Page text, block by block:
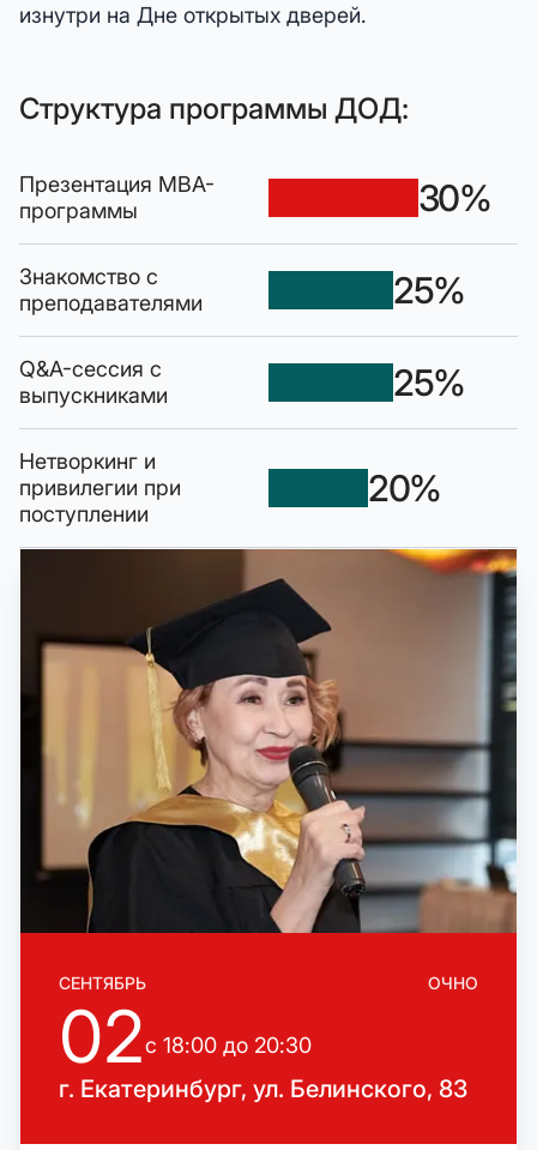
изнутри на Дне открытых дверей.
Структура программы ДОД:
Презентация MBA-
программы
30%
Знакомство с
преподавателями
25%
Q&A-сессия с
выпускниками
25%
Нетворкинг и
привилегии при
поступлении
20%
СЕНТЯБРЬ
02с 18:00 до 20:30
ОЧНО
г. Екатеринбург, ул. Белинского, 83